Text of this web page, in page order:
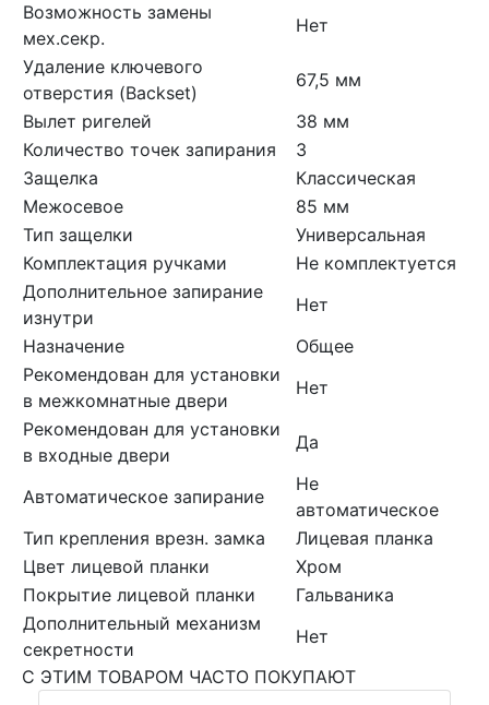
Возможность замены
мех.секр.
Нет
Удаление ключевого
отверстия (Backset)
67,5 мм
Вылет ригелей
38 мм
Количество точек запирания
3
Защелка
Классическая
Межосевое
85 мм
Тип защелки
Универсальная
Комплектация ручками
Не комплектуется
Дополнительное запирание
изнутри
Нет
Назначение
Общее
Рекомендован для установки
в межкомнатные двери
Нет
Рекомендован для установки
в входные двери
Да
Автоматическое запирание
Не
автоматическое
Тип крепления врезн. замка
Лицевая планка
Цвет лицевой планки
Хром
Покрытие лицевой планки
Гальваника
Дополнительный механизм
секретности
Нет
С ЭТИМ ТОВАРОМ ЧАСТО ПОКУПАЮТ